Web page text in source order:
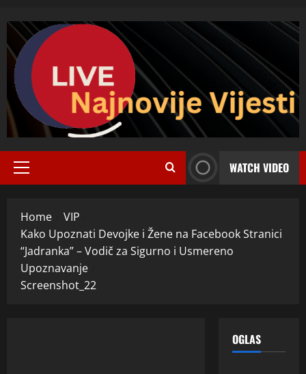
Primary
WATCH VIDEO
Home
VIP
Kako Upoznati Devojke i Žene na Facebook Stranici
“Jadranka” – Vodič za Sigurno i Usmereno
Upoznavanje
Screenshot_22
OGLAS